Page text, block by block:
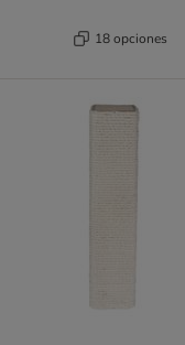
18 opciones